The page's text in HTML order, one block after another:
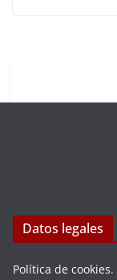
Datos legales
Política de cookies.